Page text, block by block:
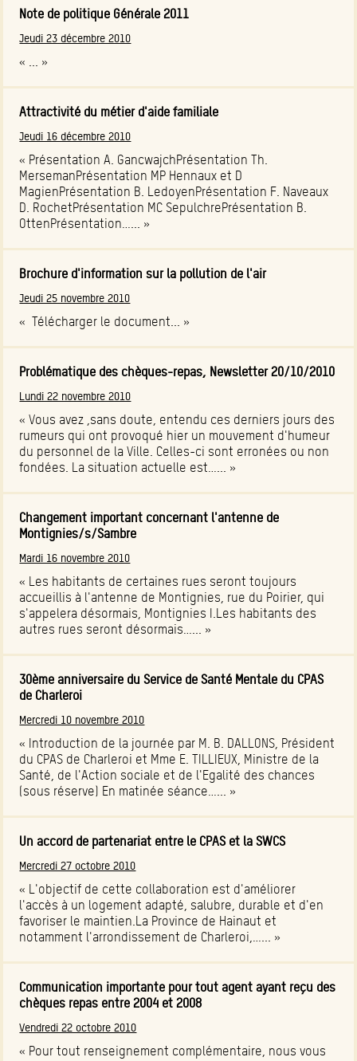
Note de politique Générale 2011
Jeudi 23 décembre 2010
« ... »
Attractivité du métier d'aide familiale
Jeudi 16 décembre 2010
« Présentation A. GancwajchPrésentation Th.
MersemanPrésentation MP Hennaux et D
MagienPrésentation B. LedoyenPrésentation F. Naveaux
D. RochetPrésentation MC SepulchrePrésentation B.
OttenPrésentation…... »
Brochure d'information sur la pollution de l'air
Jeudi 25 novembre 2010
« Télécharger le document... »
Problématique des chèques-repas, Newsletter 20/10/2010
Lundi 22 novembre 2010
« Vous avez ,sans doute, entendu ces derniers jours des
rumeurs qui ont provoqué hier un mouvement d'humeur
du personnel de la Ville. Celles-ci sont erronées ou non
fondées. La situation actuelle est…... »
Changement important concernant l'antenne de
Montignies/s/Sambre
Mardi 16 novembre 2010
« Les habitants de certaines rues seront toujours
accueillis à l'antenne de Montignies, rue du Poirier, qui
s'appelera désormais, Montignies I.Les habitants des
autres rues seront désormais…... »
30ème anniversaire du Service de Santé Mentale du CPAS
de Charleroi
Mercredi 10 novembre 2010
« Introduction de la journée par M. B. DALLONS, Président
du CPAS de Charleroi et Mme E. TILLIEUX, Ministre de la
Santé, de l'Action sociale et de l'Egalité des chances
(sous réserve) En matinée séance…... »
Un accord de partenariat entre le CPAS et la SWCS
Mercredi 27 octobre 2010
« L'objectif de cette collaboration est d'améliorer
l'accès à un logement adapté, salubre, durable et d'en
favoriser le maintien.La Province de Hainaut et
notamment l'arrondissement de Charleroi,…... »
Communication importante pour tout agent ayant reçu des
chèques repas entre 2004 et 2008
Vendredi 22 octobre 2010
« Pour tout renseignement complémentaire, nous vous